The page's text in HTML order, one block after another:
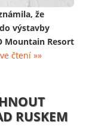
že
výstavby
Mountain Resort
čtení »»
RUSKEM